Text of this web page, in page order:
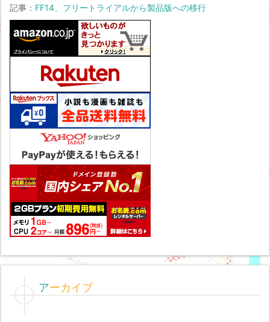
記事： FF14、フリートライアルから製品版への移行
アーカイブ